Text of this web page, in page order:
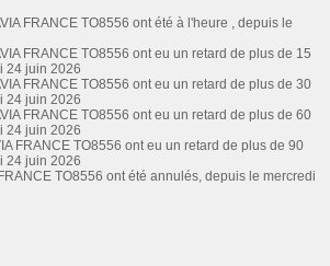
FRANCE TO8556 ont été à l'heure , depuis le
FRANCE TO8556 ont eu un retard de plus de 15
24 juin 2026
FRANCE TO8556 ont eu un retard de plus de 30
24 juin 2026
FRANCE TO8556 ont eu un retard de plus de 60
24 juin 2026
FRANCE TO8556 ont eu un retard de plus de 90
24 juin 2026
TO8556 ont été annulés, depuis le mercredi